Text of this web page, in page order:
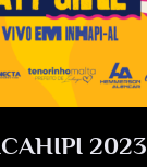
2023